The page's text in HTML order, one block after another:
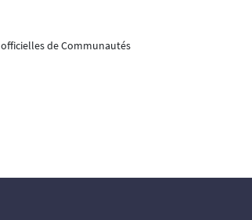
de Communautés